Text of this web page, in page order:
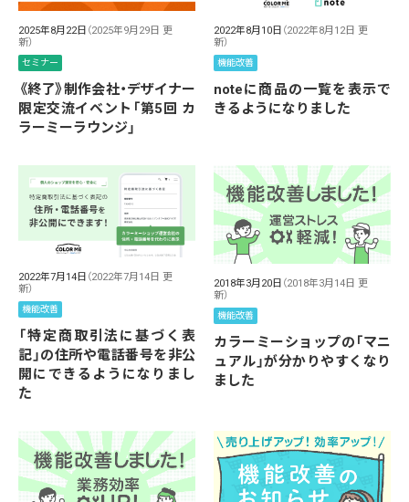
2025年8月22日 （2025年9月29日 更
新）
セミナー
《終了》制作会社・デザイナー
限定交流イベント「第5回 カ
ラーミーラウンジ」
2022年8月10日 （2022年8月12日 更
新）
機能改善
noteに商品の一覧を表示で
きるようになりました
2022年7月14日 （2022年7月14日 更
新）
機能改善
「特定商取引法に基づく表
記」の住所や電話番号を非公
開にできるようになりまし
た
2018年3月20日 （2018年3月14日 更
新）
機能改善
カラーミーショップの「マニ
ュアル」が分かりやすくなり
ました